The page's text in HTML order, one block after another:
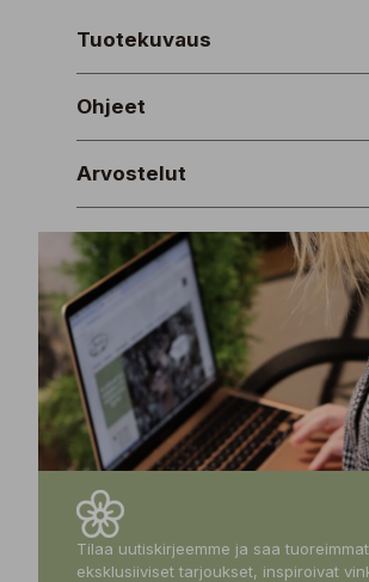
Tuotekuvaus
Ohjeet
Arvostelut
Tilaa uutiskirjeemme ja saa
eksklusiiviset tarjoukset, inspiroivat